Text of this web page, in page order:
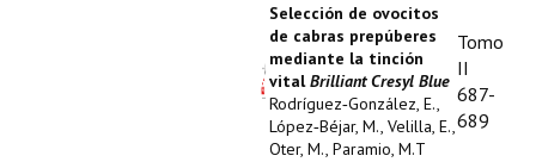
Selección de ovocitos
de cabras prepúberes
mediante la tinción
vitalBrilliant Cresyl Blue
Rodríguez‑González, E.,
López‑Béjar, M., Velilla, E.,
Oter, M., Paramio, M.T
Tomo
II
687-
689